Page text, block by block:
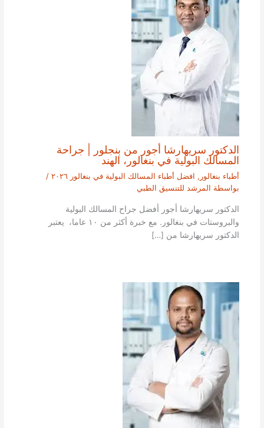
الدكتور سريهارشا أجور من بنجلور | جراحة
المسالك البولية في بنغالور، الهند
أطباء بنغالور , افضل أطباء المسالك البولية في بنغالور ٢٠٢٦
/
بواسطة المرشد للتنسيق الطبي
الدكتور سريهارشا أجور أفضل جراح المسالك البولية
والبروستات في بنغالور. مع خبرة أكثر من ١٠ عاما، يعتبر
الدكتور سريهارشا من […]